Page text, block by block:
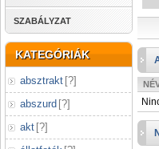
SZABÁLYZAT
KATEGÓRIÁK
absztrakt [?]
abszurd [?]
akt [?]